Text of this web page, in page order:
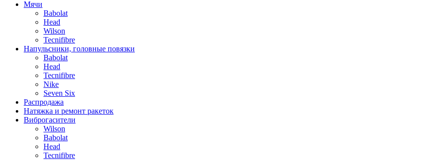
Мячи
Babolat
Head
Wilson
Tecnifibre
Напульсники, головные повязки
Babolat
Head
Tecnifibre
Nike
Seven Six
Распродажа
Натяжка и ремонт ракеток
Виброгасители
Wilson
Babolat
Head
Tecnifibre